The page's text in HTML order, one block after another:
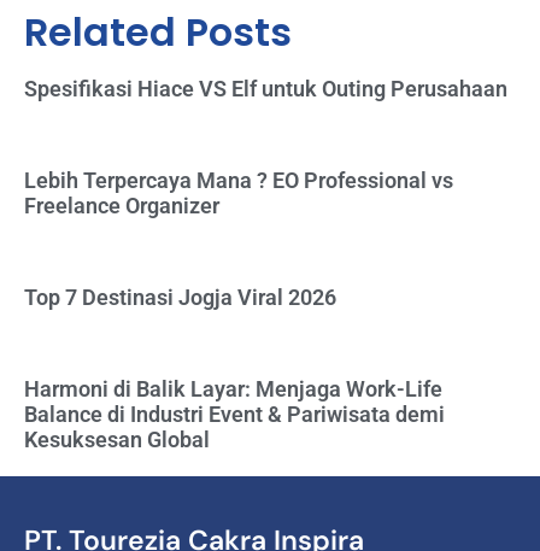
Related Posts
Spesifikasi Hiace VS Elf untuk Outing Perusahaan
Lebih Terpercaya Mana ? EO Professional vs
Freelance Organizer
Top 7 Destinasi Jogja Viral 2026
Harmoni di Balik Layar: Menjaga Work-Life
Balance di Industri Event & Pariwisata demi
Kesuksesan Global
PT. Tourezia Cakra Inspira